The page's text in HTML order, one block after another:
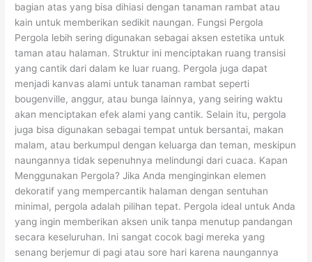
bagian atas yang bisa dihiasi dengan tanaman rambat atau
kain untuk memberikan sedikit naungan. Fungsi Pergola
Pergola lebih sering digunakan sebagai aksen estetika untuk
taman atau halaman. Struktur ini menciptakan ruang transisi
yang cantik dari dalam ke luar ruang. Pergola juga dapat
menjadi kanvas alami untuk tanaman rambat seperti
bougenville, anggur, atau bunga lainnya, yang seiring waktu
akan menciptakan efek alami yang cantik. Selain itu, pergola
juga bisa digunakan sebagai tempat untuk bersantai, makan
malam, atau berkumpul dengan keluarga dan teman, meskipun
naungannya tidak sepenuhnya melindungi dari cuaca. Kapan
Menggunakan Pergola? Jika Anda menginginkan elemen
dekoratif yang mempercantik halaman dengan sentuhan
minimal, pergola adalah pilihan tepat. Pergola ideal untuk Anda
yang ingin memberikan aksen unik tanpa menutup pandangan
secara keseluruhan. Ini sangat cocok bagi mereka yang
senang berjemur di pagi atau sore hari karena naungannya